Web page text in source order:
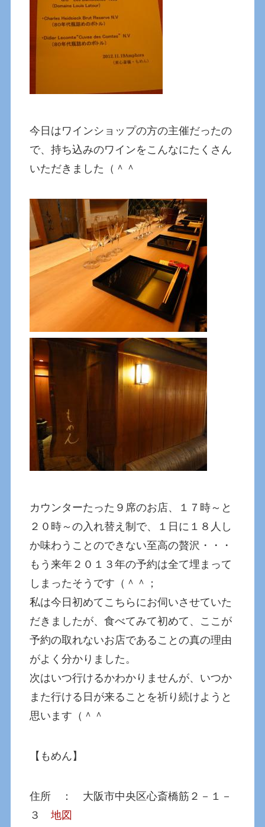
今日はワインショップの方の主催だったの
で、持ち込みのワインをこんなにたくさん
いただきました（＾＾
カウンターたった９席のお店、１７時～と
２０時～の入れ替え制で、１日に１８人し
か味わうことのできない至高の贅沢・・・
もう来年２０１３年の予約は全て埋まって
しまったそうです（＾＾；
私は今日初めてこちらにお伺いさせていた
だきましたが、食べてみて初めて、ここが
予約の取れないお店であることの真の理由
がよく分かりました。
次はいつ行けるかわかりませんが、いつか
また行ける日が来ることを祈り続けようと
思います（＾＾
【もめん】
住所 ： 大阪市中央区心斎橋筋２－１－
３地図